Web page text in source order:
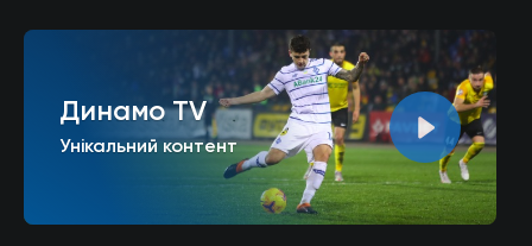
Динамо TV
Унікальний контент